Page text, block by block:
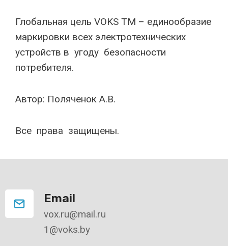
Глобальная цель VOKS TM – единообразие
маркировки всех электротехнических
устройств в угоду безопасности
потребителя.
Автор: Поляченок А.В.
Все права защищены.
Email
vox.ru@mail.ru
1@voks.by